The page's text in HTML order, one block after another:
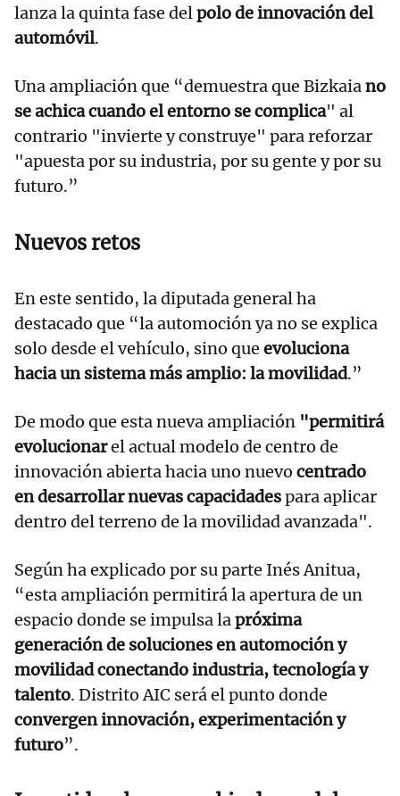
lanza la quinta fase delpolo de innovación del
automóvil.
Una ampliación que “demuestra que Bizkaiano
se achica cuando el entorno se complica" al
contrario "invierte y construye" para reforzar
"apuesta por su industria, por su gente y por su
futuro.”
Nuevos retos
En este sentido, la diputada general ha
destacado que “la automoción ya no se explica
solo desde el vehículo, sino que evoluciona
hacia un sistema más amplio: la movilidad.”
De modo que esta nueva ampliación "permitirá
evolucionarel actual modelo de centro de
innovación abierta hacia uno nuevo centrado
en desarrollar nuevas capacidadespara aplicar
dentro del terreno de la movilidad avanzada".
Según ha explicado por su parte Inés Anitua,
“esta ampliación permitirá la apertura de un
espacio donde se impulsa lapróxima
generación de soluciones en automoción y
movilidad conectando industria, tecnología y
talento. Distrito AIC será el punto donde
convergen innovación, experimentación y
futuro”.